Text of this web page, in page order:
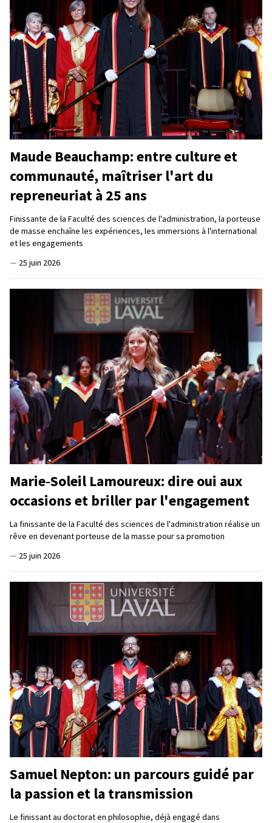
Maude Beauchamp: entre culture et
communauté, maîtriser l'art du
repreneuriat à 25 ans
Finissante de la Faculté des sciences de l'administration, la porteuse
de masse enchaîne les expériences, les immersions à l'international
et les engagements
— 25 juin 2026
Marie‑Soleil Lamoureux: dire oui aux
occasions et briller par l'engagement
La finissante de la Faculté des sciences de l'administration réalise un
rêve en devenant porteuse de la masse pour sa promotion
— 25 juin 2026
Samuel Nepton: un parcours guidé par
la passion et la transmission
Le finissant au doctorat en philosophie, déjà engagé dans